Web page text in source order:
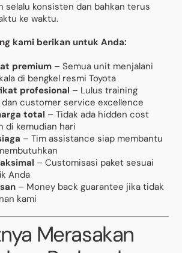
selalu konsisten dan bahkan terus
ke waktu.
kami berikan untuk Anda:
premium – Semua unit menjalani
di bengkel resmi Toyota
profesional – Lulus training
customer service excellence
total – Tidak ada hidden cost
di kemudian hari
– Tim assistance siap membantu
– Customisasi paket sesuai
Anda
– Money back guarantee jika tidak
kami
Merasakan